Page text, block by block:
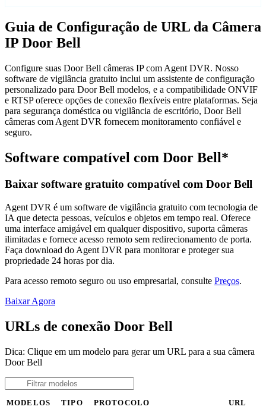
Guia de Configuração de URL da Câmera
IP Door Bell
Configure suas Door Bell câmeras IP com Agent DVR. Nosso
software de vigilância gratuito inclui um assistente de configuração
personalizado para Door Bell modelos, e a compatibilidade ONVIF
e RTSP oferece opções de conexão flexíveis entre plataformas. Seja
para segurança doméstica ou vigilância de escritório, Door Bell
câmeras com Agent DVR fornecem monitoramento confiável e
seguro.
Software compatível com Door Bell*
Baixar software gratuito compatível com Door Bell
Agent DVR é um software de vigilância gratuito com tecnologia de
IA que detecta pessoas, veículos e objetos em tempo real. Oferece
uma interface amigável em qualquer dispositivo, suporta câmeras
ilimitadas e fornece acesso remoto sem redirecionamento de porta.
Faça download do Agent DVR para monitorar e proteger sua
propriedade 24 horas por dia.
Para acesso remoto seguro ou uso empresarial, consulte Preços.
Baixar Agora
URLs de conexão Door Bell
Dica: Clique em um modelo para gerar um URL para a sua câmera
Door Bell
MODELOS TIPO PROTOCOLO URL